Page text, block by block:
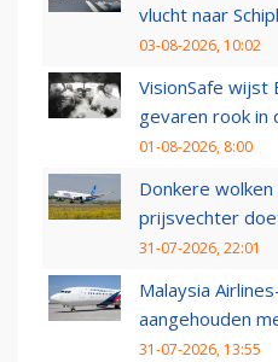
vlucht naar
03-08-2026, 10:02
VisionSafe wijst
gevaren rook in
01-08-2026, 8:00
Donkere
prijsvechter
31-07-2026, 22:01
Malaysia
aangehouden
31-07-2026, 13:55